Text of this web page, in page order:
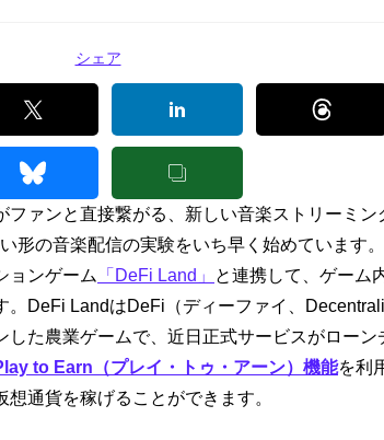
シェア
ァンと直接繋がる、新しい音楽ストリーミン
形の音楽配信の実験をいち早く始めています
ョンゲーム
「DeFi Land」
と連携して、ゲーム
。DeFi LandはDeFi（ディーファイ、
た農業ゲームで、近日正式サービスがロー
to Earn（プレイ・トゥ・アーン）機能を利
通貨を稼げることができます。